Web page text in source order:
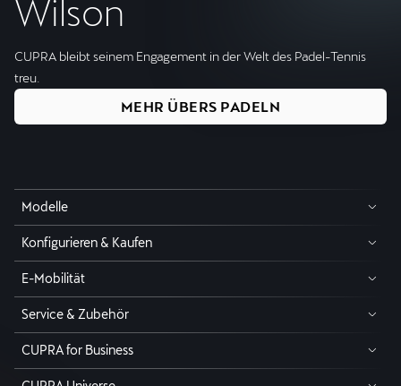
Wilson
CUPRA bleibt seinem Engagement in der Welt des Padel-Tennis
treu.
MEHR ÜBERS PADELN
Modelle
Konfigurieren & Kaufen
E-Mobilität
Service & Zubehör
CUPRA for Business